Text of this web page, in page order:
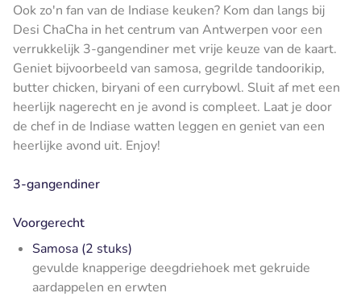
Ook zo'n fan van de Indiase keuken? Kom dan langs bij
Desi ChaCha in het centrum van Antwerpen voor een
verrukkelijk 3-gangendiner met vrije keuze van de kaart.
Geniet bijvoorbeeld van samosa, gegrilde tandoorikip,
butter chicken, biryani of een currybowl. Sluit af met een
heerlijk nagerecht en je avond is compleet. Laat je door
de chef in de Indiase watten leggen en geniet van een
heerlijke avond uit. Enjoy!
3-gangendiner
Voorgerecht
Samosa (2 stuks)
gevulde knapperige deegdriehoek met gekruide
aardappelen en erwten